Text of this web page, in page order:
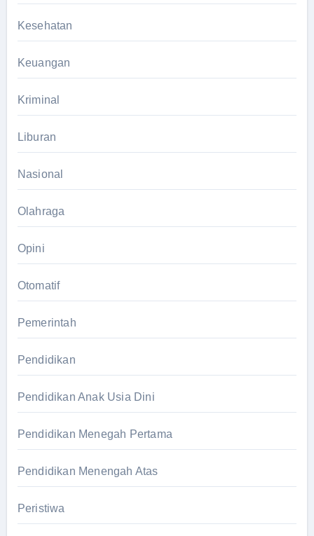
Kesehatan
Keuangan
Kriminal
Liburan
Nasional
Olahraga
Opini
Otomatif
Pemerintah
Pendidikan
Pendidikan Anak Usia Dini
Pendidikan Menegah Pertama
Pendidikan Menengah Atas
Peristiwa